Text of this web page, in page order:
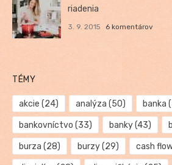
riadenia
3. 9. 2015 6 komentárov
TÉMY
akcie (24) analýza (50) banka
bankovníctvo (33) banky(43)
burza (28) burzy(29) cash